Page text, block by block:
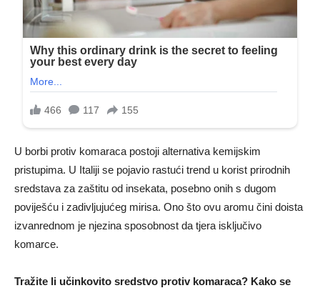
U borbi protiv komaraca postoji alternativa kemijskim
pristupima. U Italiji se pojavio rastući trend u korist prirodnih
sredstava za zaštitu od insekata, posebno onih s dugom
poviješću i zadivljujućeg mirisa. Ono što ovu aromu čini doista
izvanrednom je njezina sposobnost da tjera isključivo
komarce.
Tražite li učinkovito sredstvo protiv komaraca? Kako se